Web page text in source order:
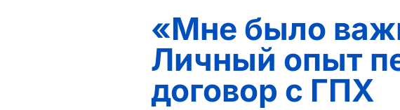
«Мне было
Личный опыт
договор с ГПХ